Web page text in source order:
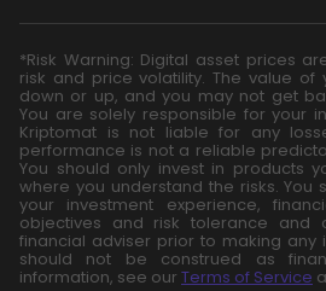
*Risk Warning: Digital asset prices
risk and price volatility. The value of
down or up, and you may not get
You are solely responsible for your
Kriptomat is not liable for any
performance is not a reliable
You should only invest in products
where you understand the risks. You
your investment experience,
objectives and risk tolerance and
financial adviser prior to making any
should not be construed as
information, see our Terms of Service